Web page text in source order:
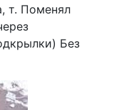
т. Поменял
Без